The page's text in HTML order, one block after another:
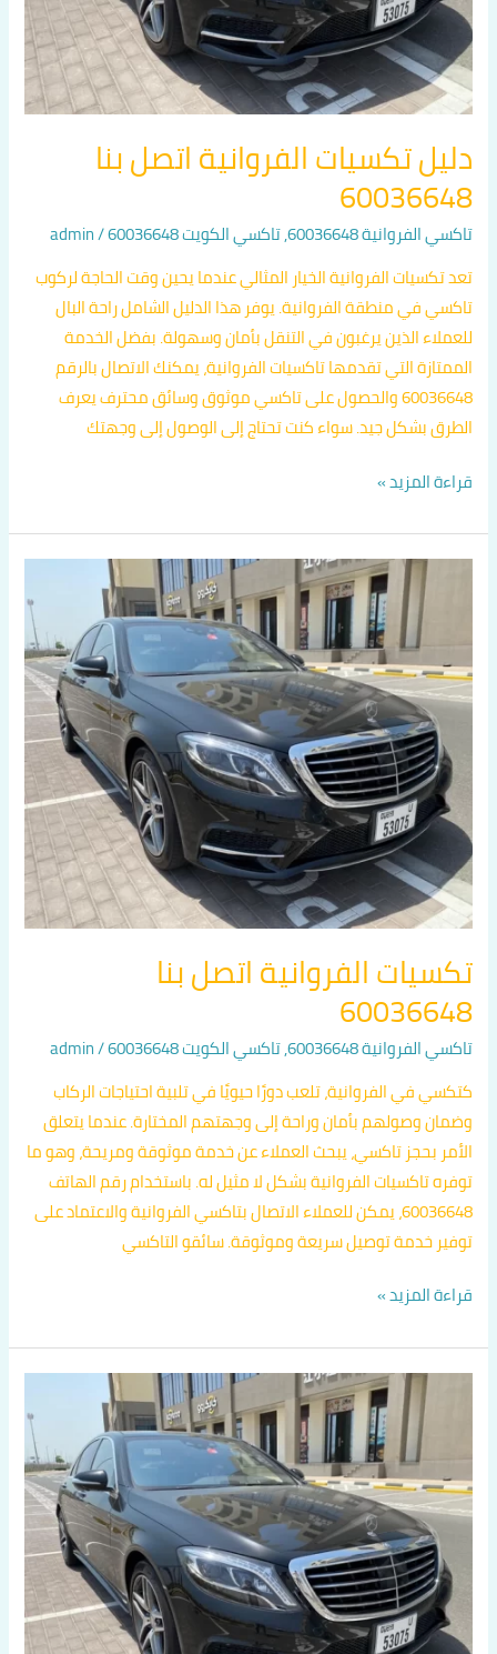
دليل تكسيات الفروانية اتصل بنا
60036648
تاكسي الفروانية 60036648 ,تاكسي الكويت 60036648 /
admin
تعد تكسيات الفروانية الخيار المثالي عندما يحين وقت الحاجة لركوب
تاكسي في منطقة الفروانية. يوفر هذا الدليل الشامل راحة البال
للعملاء الذين يرغبون في التنقل بأمان وسهولة. بفضل الخدمة
الممتازة التي تقدمها تاكسيات الفروانية، يمكنك الاتصال بالرقم
60036648 والحصول على تاكسي موثوق وسائق محترف يعرف
الطرق بشكل جيد. سواء كنت تحتاج إلى الوصول إلى وجهتك
قراءة المزيد »
تكسيات الفروانية اتصل بنا
60036648
تاكسي الفروانية 60036648 ,تاكسي الكويت 60036648 /
admin
كتكسي في الفروانية، تلعب دورًا حيويًا في تلبية احتياجات الركاب
وضمان وصولهم بأمان وراحة إلى وجهتهم المختارة. عندما يتعلق
الأمر بحجز تاكسي، يبحث العملاء عن خدمة موثوقة ومريحة، وهو ما
توفره تاكسيات الفروانية بشكل لا مثيل له. باستخدام رقم الهاتف
60036648، يمكن للعملاء الاتصال بتاكسي الفروانية والاعتماد على
توفير خدمة توصيل سريعة وموثوقة. سائقو التاكسي
تكسيات
الفروانية
بنا
60036648
قراءة المزيد »
الفروانية
الى
مطار
الكويت
الدولي
اتصل